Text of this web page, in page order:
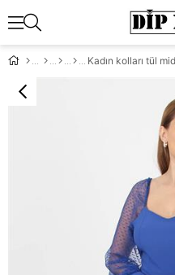
Kadın kolları tül